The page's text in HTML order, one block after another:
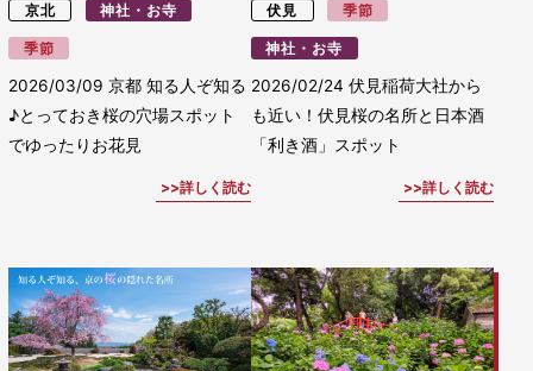
京北 神社・お寺
季節
2026/03/09京都 知る人ぞ知る
♪とっておき桜の穴場スポット
でゆったりお花見
詳しく読む
伏見 季節
神社・お寺
2026/02/24 伏見稲荷大社から
も近い！伏見桜の名所と日本酒
「利き酒」スポット
詳しく読む